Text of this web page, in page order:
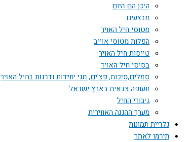
היכן הם היום
מבצעים
מטוסי חיל האויר
הפלות מטוסי אוייב
טייסות חיל האויר
בסיסי חיל האויר
סמלים,סיכות, פצ'ים, תגי יחידות ודרגות בחיל האויר
תעופה צבאית בארץ ישראל
גיבורי החיל
מערך ההגנה האווירית
גלריית תמונות
תירמו לאתר